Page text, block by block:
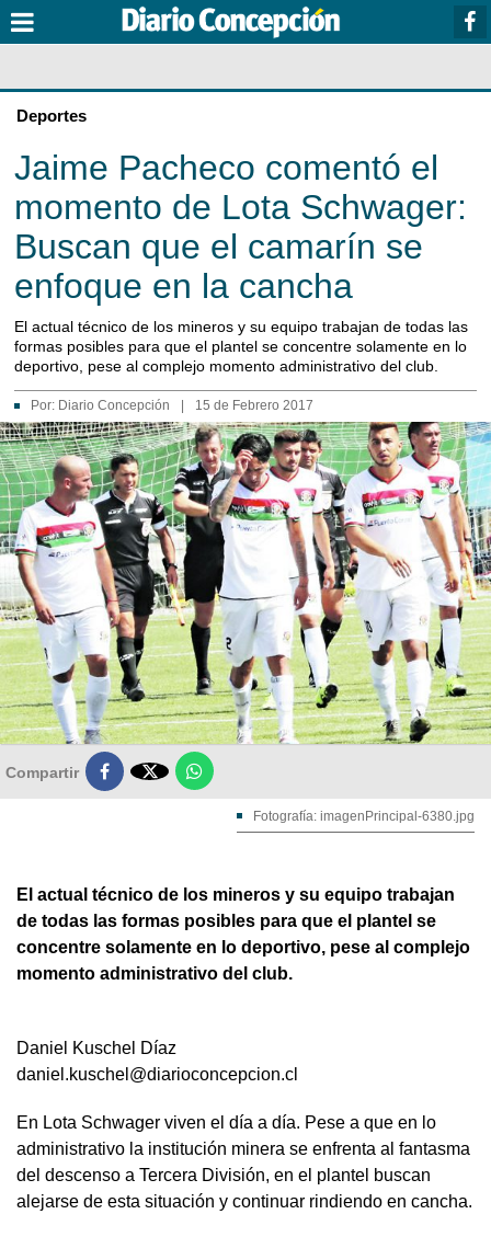
Deportes
Jaime Pacheco comentó el
momento de Lota Schwager:
Buscan que el camarín se
enfoque en la cancha
El actual técnico de los mineros y su equipo trabajan de todas las
formas posibles para que el plantel se concentre solamente en lo
deportivo, pese al complejo momento administrativo del club.
Por: Diario Concepción 15 de Febrero 2017
Compartir 
Fotografía: imagenPrincipal-6380.jpg
El actual técnico de los mineros y su equipo trabajan
de todas las formas posibles para que el plantel se
concentre solamente en lo deportivo, pese al complejo
momento administrativo del club.
Daniel Kuschel Díaz
daniel.kuschel@diarioconcepcion.cl
En Lota Schwager viven el día a día. Pese a que en lo
administrativo la institución minera se enfrenta al fantasma
del descenso a Tercera División, en el plantel buscan
alejarse de esta situación y continuar rindiendo en cancha.